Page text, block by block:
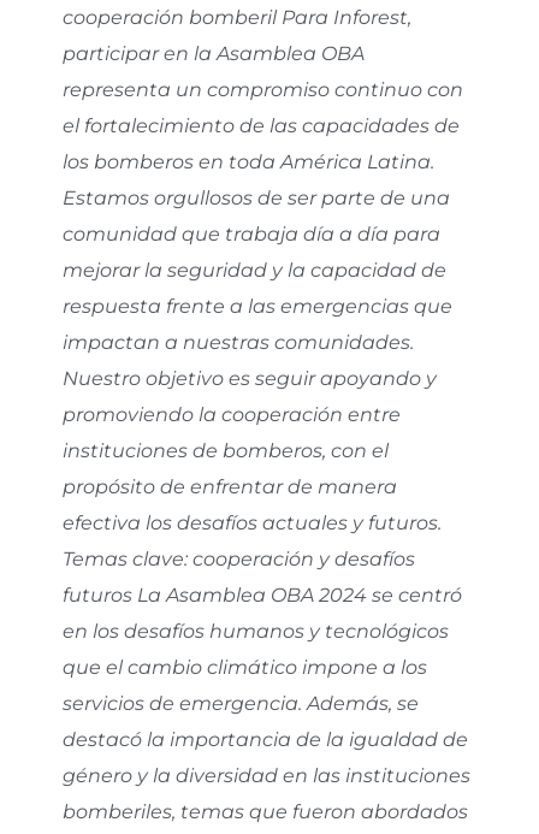
cooperación bomberil Para Inforest,
participar en la Asamblea OBA
representa un compromiso continuo con
el fortalecimiento de las capacidades de
los bomberos en toda América Latina.
Estamos orgullosos de ser parte de una
comunidad que trabaja día a día para
mejorar la seguridad y la capacidad de
respuesta frente a las emergencias que
impactan a nuestras comunidades.
Nuestro objetivo es seguir apoyando y
promoviendo la cooperación entre
instituciones de bomberos, con el
propósito de enfrentar de manera
efectiva los desafíos actuales y futuros.
Temas clave: cooperación y desafíos
futuros La Asamblea OBA 2024 se centró
en los desafíos humanos y tecnológicos
que el cambio climático impone a los
servicios de emergencia. Además, se
destacó la importancia de la igualdad de
género y la diversidad en las instituciones
bomberiles, temas que fueron abordados